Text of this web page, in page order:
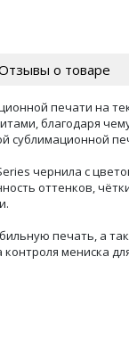
о товаре
печати на
благодаря
сублимационной
чернила с
оттенков,
печать, а
мениска